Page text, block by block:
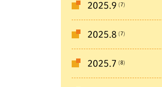
2025.9 (7)
2025.8 (7)
2025.7 (8)